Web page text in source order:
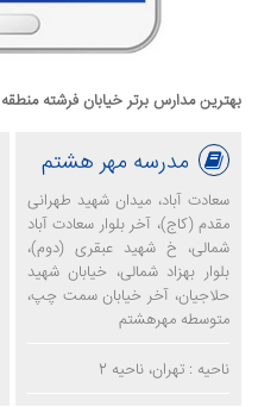
بهترین مدارس برتر خیابان فرشته منطقه 1
مدرسه مهر هشتم
سعادت آباد، میدان شهید طهرانی
مقدم (کاج)، آخر بلوار سعادت آباد
شمالی، خ شهید عبقری (دوم)،
بلوار بهزاد شمالی، خیابان شهید
حلاجیان، آخر خیابان سمت چپ،
متوسطه مهرهشتم
ناحیه : تهران، ناحیه 2